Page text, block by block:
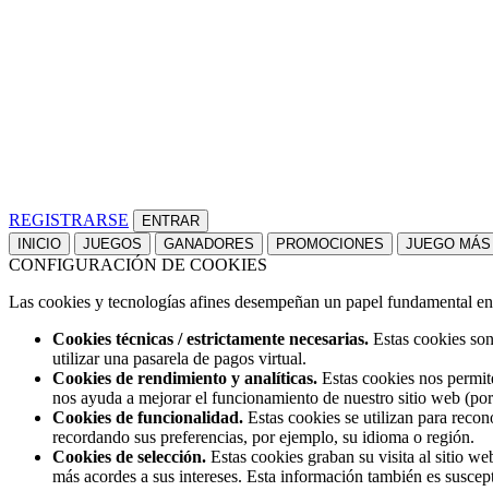
REGISTRARSE
INICIO JUEGOS GANADORES PROMOCIONES JUEGO
CONFIGURACIÓN DE COOKIES
Las cookies y tecnologías afines desempeñan un papel fundamental
Cookies técnicas / estrictamente necesarias. Estas cookies
utilizar una pasarela de pagos virtual.
Cookies de rendimiento y analíticas. Estas cookies nos
nos ayuda a mejorar el funcionamiento de nuestro sitio web
Cookies de funcionalidad. Estas cookies se utilizan para
recordando sus preferencias, por ejemplo, su idioma o región.
Cookies de selección. Estas cookies graban su visita al sitio
más acordes a sus intereses. Esta información también es